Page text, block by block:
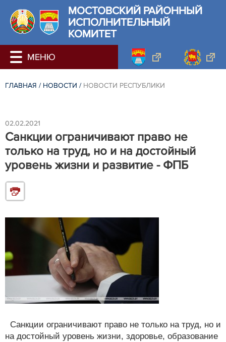
МОСТОВСКИЙ РАЙОННЫЙ
ИСПОЛНИТЕЛЬНЫЙ
КОМИТЕТ
ГЛАВНАЯ / НОВОСТИ / НОВОСТИ РЕСПУБЛИКИ
02.02.2021
Санкции ограничивают право не
только на труд, но и на достойный
уровень жизни и развитие - ФПБ
Санкции ограничивают право не только на труд, но и
на достойный уровень жизни, здоровье, образование